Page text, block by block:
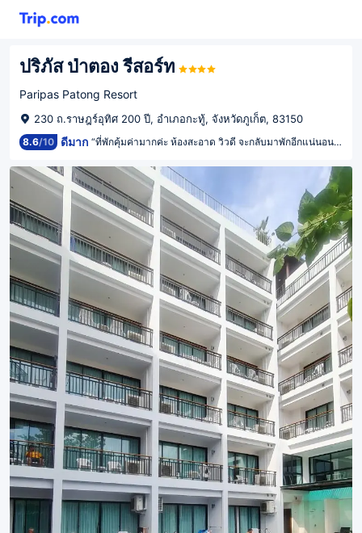
ปริภัส ป่าตอง รีสอร์ท
Paripas Patong Resort
230 ถ.ราษฎร์อุทิศ 200 ปี, อำเภอกะทู้, จังหวัดภูเก็ต, 83150
8.6/10 ดีมาก “ที่พักคุ้มค่ามากค่ะ ห้องสะอาด วิวดี จะกลับมาพักอีกแน่นอนค่ะ”